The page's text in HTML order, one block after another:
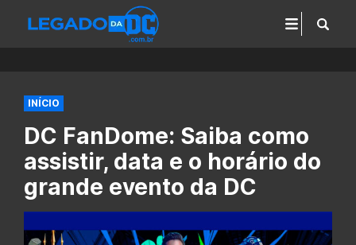
INÍCIO
DC FanDome: Saiba como
assistir, data e o horário do
grande evento da DC